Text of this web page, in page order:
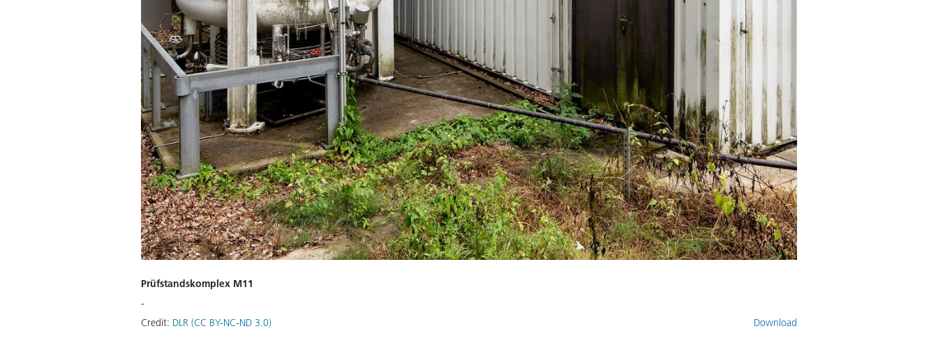
Prüfstandskomplex M11
-
Credit: DLR (CC BY-NC-ND 3.0) Download